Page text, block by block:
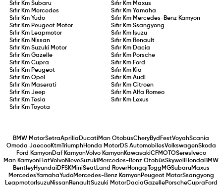
Sıfır KmSubaru Sıfır Km Maxus
Sıfır Km Mercedes Sıfır Km Yamaha
Sıfır KmYudo Sıfır Km Mercedes-Benz Kamyon
Sıfır Km Peugeot Motor Sıfır Km Ssangyong
Sıfır Km Leapmotor Sıfır Km Isuzu
Sıfır Km Nissan Sıfır Km Renault
Sıfır KmSuzuki Motor Sıfır Km Dacia
Sıfır KmGazelle Sıfır Km Porsche
Sıfır KmCupra Sıfır Km Ford
Sıfır Km Peugeot Sıfır Km Kia
Sıfır KmOpel Sıfır Km Audi
Sıfır Km Maserati Sıfır Km Citroen
Sıfır KmJeep Sıfır Km Alfa Romeo
Sıfır Km
Tesla Sıfır Km Lexus
Sıfır Km
Toyota
BMW MotorSetraAprilia Ducati Man OtobüsCheryByd FestVoyahScania
Omoda JaecooKtmTriumphHonda MotorDS AutomobilesVolkswagenSkoda
Ford KamyonDaf KamyonVolvo KamyonKawasakiCFMOTOSeres Iveco
Man KamyonFiatVolvoNieveSuzuki Mercedes-Benz OtobüsSkywell Honda BMW
BentleyHyundai DFSKMiniSeatLand RoverHongqı Togg MGSubaruMaxus
MercedesYamahaYudoMercedes-Benz KamyonPeugeot MotorSsangyong
LeapmotorIsuzuNissanRenaultSuzuki MotorDaciaGazellePorscheCupra Ford